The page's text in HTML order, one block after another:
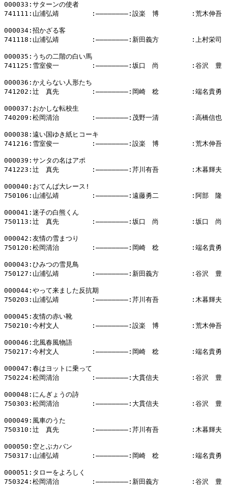
000033:サターンの使者
741111:山浦弘靖        :――――――――:設楽　博        :荒木伸吾
000034:招かざる客
741118:山浦弘靖        :――――――――:新田義方        :上村栄司
000035:うちの二階の白い馬
741125:雪室俊一        :――――――――:坂口　尚        :谷沢　豊
000036:かえらない人形たち
741202:辻　真先        :――――――――:岡崎　稔        :端名貴勇
000037:おかしな転校生
740209:松岡清治        :――――――――:茂野一清        :高橋信也
000038:遠い国ゆき紙ヒコーキ
741216:雪室俊一        :――――――――:設楽　博        :荒木伸吾
000039:サンタの名はアポ
741223:辻　真先        :――――――――:芹川有吾        :木暮輝夫
000040:おてんば大レース!
750106:山浦弘靖        :――――――――:遠藤勇二        :阿部　隆
000041:迷子の白熊くん
750113:辻　真先        :――――――――:坂口　尚        :坂口　尚
000042:友情の雪まつり
750120:松岡清治        :――――――――:岡崎　稔        :端名貴勇
000043:ひみつの雪見鳥
750127:山浦弘靖        :――――――――:新田義方        :谷沢　豊
000044:やって来ました反抗期
750203:山浦弘靖        :――――――――:芹川有吾        :木暮輝夫
000045:友情の赤い靴
750210:今村文人        :――――――――:設楽　博        :荒木伸吾
000046:北風春風物語
750217:今村文人        :――――――――:岡崎　稔        :端名貴勇
000047:春はヨットに乗って
750224:松岡清治        :――――――――:大貫信夫        :谷沢　豊
000048:にんぎょうの詩
750303:松岡清治        :――――――――:大貫信夫        :谷沢　豊
000049:風車のうた
750310:辻　真先        :――――――――:芹川有吾        :木暮輝夫
000050:空とぶカバン
750317:山浦弘靖        :――――――――:岡崎　稔        :端名貴勇
000051:タローをよろしく
750324:松岡清治        :――――――――:新田義方        :谷沢　豊